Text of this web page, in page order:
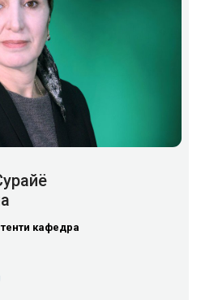
кафедра